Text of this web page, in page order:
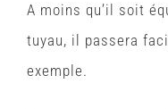
A moins qu’il soit
tuyau, il passera
exemple.